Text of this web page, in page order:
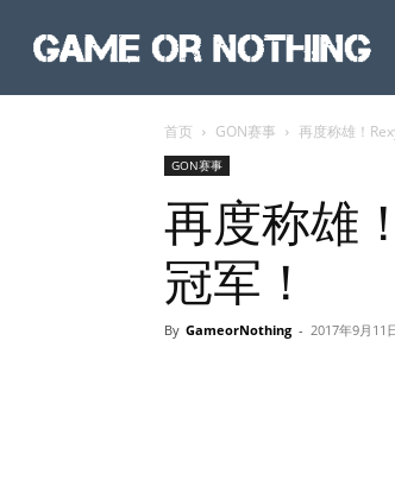
首页 GON赛事 再度称雄！
GON赛事
再度称雄
冠军！
By GameorNothing - 2017年9月11